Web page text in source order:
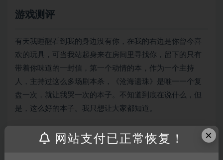
游戏测评
有天我睡醒看到我的身边没有你，在我的右边是你曾今喜
欢的玩具，可当我站起身来在房间里寻找你，留下的只有
带着你味道的一封信，第一个动情的本，作为一个主持
人，主持过这么多场剧本杀，《沧海遗珠》是唯一一个复
盘一次，就让我哭一次的本子。不知道到底在说什么，但
是，这么好的本子。我只想让大家都知道。
玩家人数 ×
网站支付已正常恢复！